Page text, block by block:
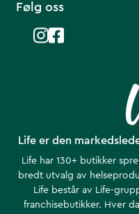
Life er den
Life har 130+ butikker
bredt utvalg av
Life består av Life-
franchisebutikker. Hver
Følg oss